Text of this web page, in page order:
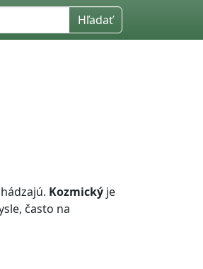
Hľadať
Kozmický je
často na